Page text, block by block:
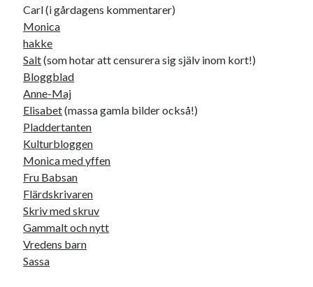
Dessa har något helt annat gemensamt
En amerikansk språkpolis
Fula biblioteksböcker
Egna länkar
Bokstävlar & AI – mitt levebröd. Gå en kurs!
Den stora bloggläsarvärvsveckan
Lotten som Sommarpratare (i fantasin alltså: grupp på FB)
Carl (i gårdagens kommentarer)
Monica
hakke
Salt(som hotar att censurera sig själv inom kort!)
Bloggblad
Anne-Maj
Elisabet(massa gamla bilder också!)
Pladdertanten
Kulturbloggen
Monica med yffen
Fru Babsan
Flärdskrivaren
Skriv med skruv
Gammalt och nytt
Vredens barn
Sassa